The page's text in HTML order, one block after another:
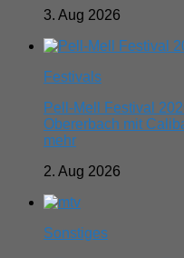
3. Aug 2026
Festivals
Pell-Mell Festival
Obererbach mit
mehr
2. Aug 2026
Sonstiges